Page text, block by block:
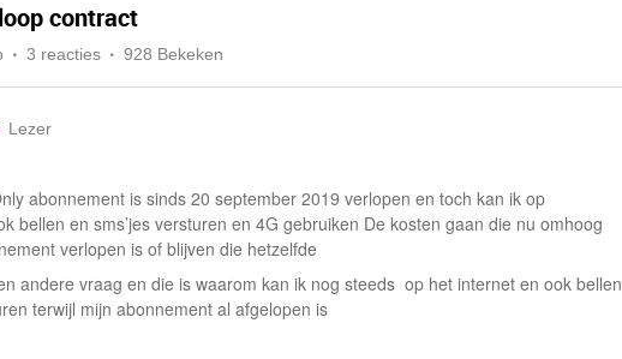
contract
3 reacties 928 Bekeken
Lezer
abonnement is sinds 20 september 2019 verlopen en toch kan ik op
bellen en sms’jes versturen en 4G gebruiken De kosten gaan die nu omhoog
verlopen is of blijven die hetzelfde
andere vraag en die is waarom kan ik nog steeds op het internet en ook bellen
terwijl mijn abonnement al afgelopen is